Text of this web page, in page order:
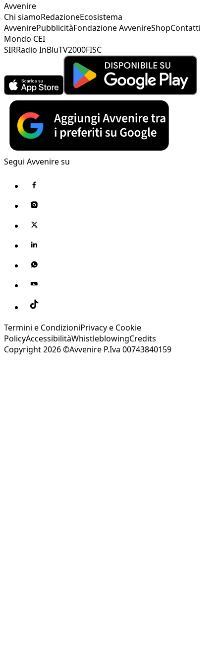
Avvenire
Chi siamoRedazioneEcosistema
AvvenirePubblicitàFondazione AvvenireShopContatti
Mondo CEI
SIRRadio InBluTV2000FISC
Segui Avvenire su
Termini e CondizioniPrivacy e Cookie
PolicyAccessibilitàWhistleblowingCredits
Copyright 2026 ©Avvenire P.Iva 00743840159